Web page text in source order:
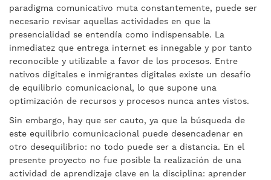
paradigma comunicativo muta constantemente, puede ser
necesario revisar aquellas actividades en que la
presencialidad se entendía como indispensable. La
inmediatez que entrega internet es innegable y por tanto
reconocible y utilizable a favor de los procesos. Entre
nativos digitales e inmigrantes digitales existe un desafío
de equilibrio comunicacional, lo que supone una
optimización de recursos y procesos nunca antes vistos.
Sin embargo, hay que ser cauto, ya que la búsqueda de
este equilibrio comunicacional puede desencadenar en
otro desequilibrio: no todo puede ser a distancia. En el
presente proyecto no fue posible la realización de una
actividad de aprendizaje clave en la disciplina: aprender